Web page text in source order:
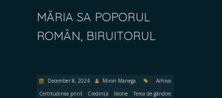
MĂRIA SA POPORUL
ROMÂN, BIRUITORUL
December 8, 2024 Miron Manega
Arhiva
Certitudinea print
Credință Istorie
Tema de gândire